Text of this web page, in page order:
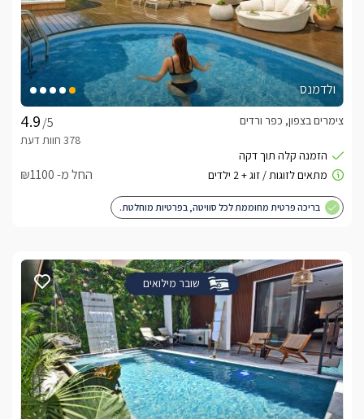
ולדמנס
/5
צימרים בצפון, כפר ורדים
החל מ- ₪1100
בריכה פרטית מחוממת לכל סוויטה, בפרטיות מוחלטת.
שובר מילואים